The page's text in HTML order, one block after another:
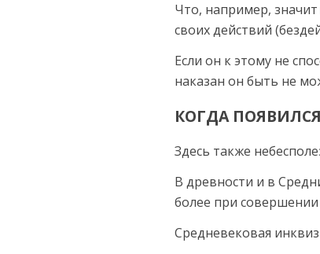
Что, напри­мер, значит
своих действий
Если он к этому не
наказан он быть не
КОГДА
Здесь также
В древности и в
более при
Средневековая